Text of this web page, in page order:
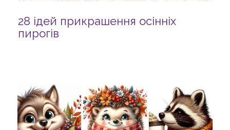
28 ідей прикрашення осінніх
пирогів